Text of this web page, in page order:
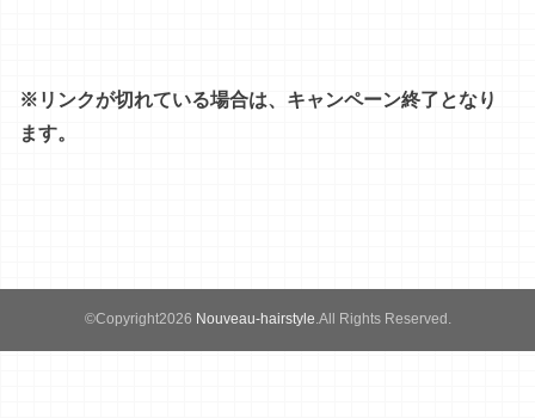
※リンクが切れている場合は、キャンペーン終了となり
ます。
©Copyright2026 Nouveau-hairstyle .All Rights Reserved.